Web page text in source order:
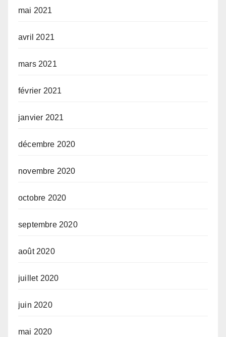
mai 2021
avril 2021
mars 2021
février 2021
janvier 2021
décembre 2020
novembre 2020
octobre 2020
septembre 2020
août 2020
juillet 2020
juin 2020
mai 2020